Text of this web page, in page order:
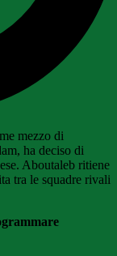
mezzo di
ha deciso di
Aboutaleb ritiene
tra le squadre rivali